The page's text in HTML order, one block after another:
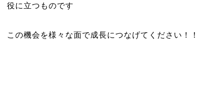
役に立つものです
この機会を様々な面で成長につなげてください！！